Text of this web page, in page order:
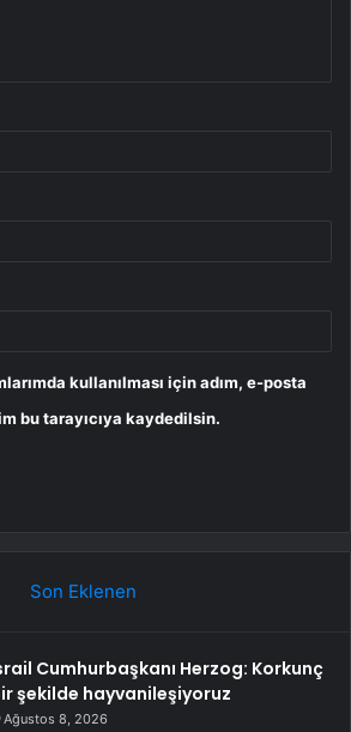
kullanılması için adım, e-posta
bu tarayıcıya kaydedilsin.
Son Eklenen
Cumhurbaşkanı Herzog: Korkunç
şekilde hayvanileşiyoruz
Ağustos 8, 2026